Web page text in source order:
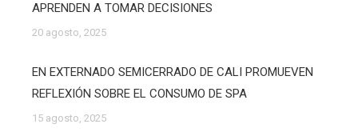
APRENDEN A TOMAR DECISIONES
20 agosto, 2025
EN EXTERNADO SEMICERRADO DE CALI PROMUEVEN
REFLEXIÓN SOBRE EL CONSUMO DE SPA
15 agosto, 2025